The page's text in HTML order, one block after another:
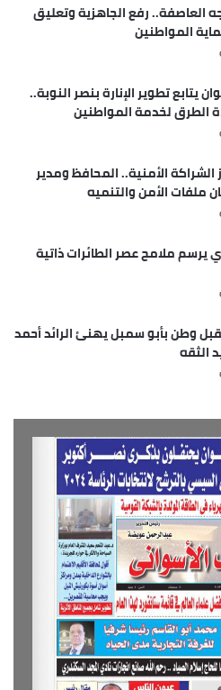
العاصفة.. رفع الجاهزية وتعليق
المواطنين
يتابع تطوير الإنارة بنصر النوبة..
الطرق لخدمة المواطنين
الشراكة الأمنية.. المحافظ ومدير
ملفات الأمن والتنميه
ملامح عصر الطائرات ذاتية
وطن بأبو سمبل يهنئ الرائد أحمد
الثقه